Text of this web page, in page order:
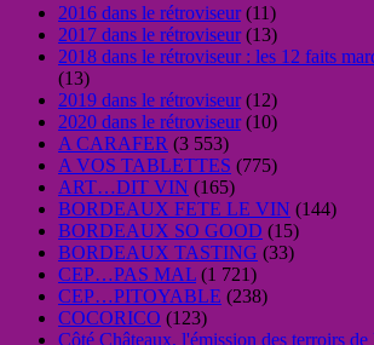
2016 dans le rétroviseur(11)
2017 dans le rétroviseur(13)
2018 dans le rétroviseur : les 12 faits
(13)
2019 dans le rétroviseur(12)
2020 dans le rétroviseur(10)
A CARAFER (3 553)
A VOS TABLETTES (775)
ART…DIT VIN (165)
BORDEAUX FETE LE VIN (144)
BORDEAUX SO GOOD (15)
BORDEAUX TASTING (33)
CEP…PAS MAL (1 721)
CEP…PITOYABLE (238)
COCORICO (123)
Côté Châteaux, l'émission des terroirs